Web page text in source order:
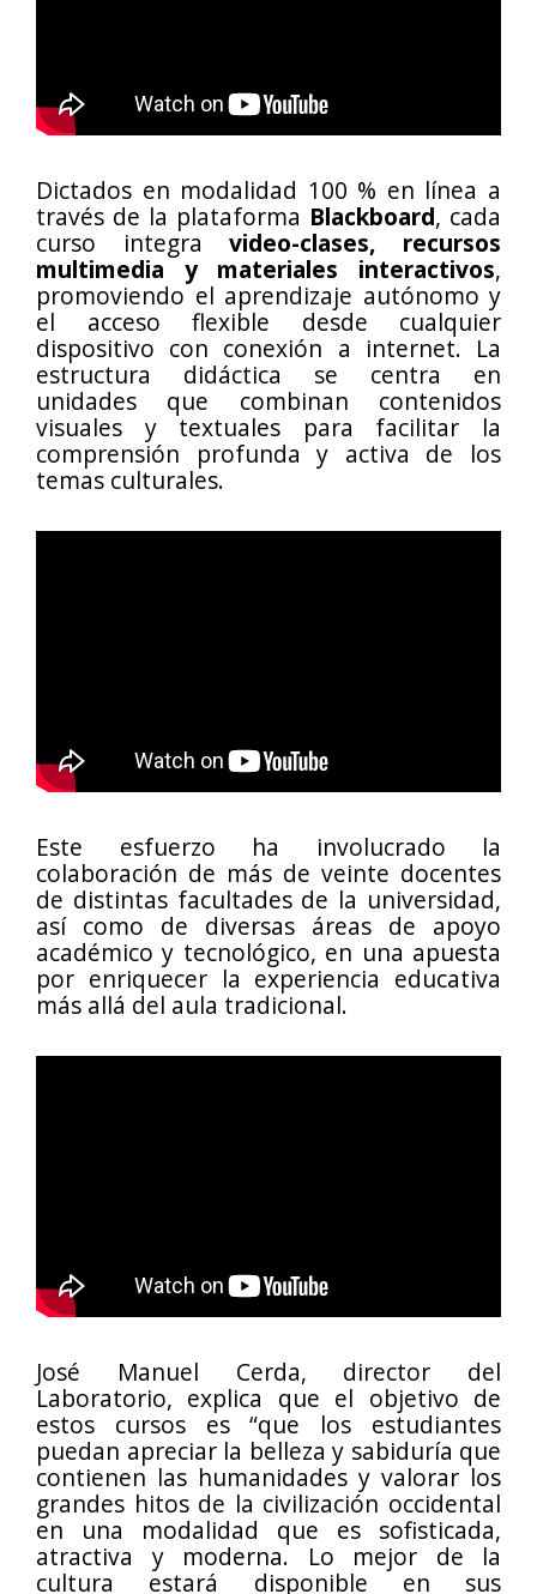
Dictados en modalidad 100 % en línea a
través de la plataforma Blackboard, cada
curso integravideo-clases, recursos
multimedia y materiales interactivos,
promoviendo el aprendizaje autónomo y
el acceso flexible desde cualquier
dispositivo con conexión a internet. La
estructura didáctica se centra en
unidades que combinan contenidos
visuales y textuales para facilitar la
comprensión profunda y activa de los
temas culturales.
Este esfuerzo ha involucrado la
colaboración de más de veinte docentes
de distintas facultades de la universidad,
así como de diversas áreas de apoyo
académico y tecnológico, en una apuesta
por enriquecer la experiencia educativa
más allá del aula tradicional.
José Manuel Cerda, director del
Laboratorio, explica que el objetivo de
estos cursos es “que los estudiantes
puedan apreciar la belleza y sabiduría que
contienen las humanidades y valorar los
grandes hitos de la civilización occidental
en una modalidad que es sofisticada,
atractiva y moderna. Lo mejor de la
cultura estará disponible en sus